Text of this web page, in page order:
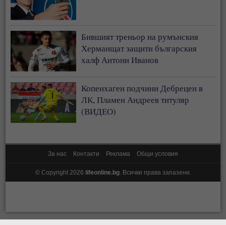
Бившият треньор на румънския
Херманщат защити българския
халф Антони Иванов
Копенхаген подчини Дебрецен в
ЛК, Пламен Андреев титуляр
(ВИДЕО)
За нас Контакти Реклама Общи условия
© Copyright 2026 lifeonline.bg. Всички права запазени.